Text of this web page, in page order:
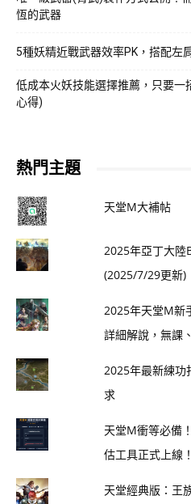
恆的武器
5種妖精近戰武器效率PK，搭配左
低成本火妖技能選擇推薦，只要一
心得)
熱門主題
天堂M大補帖
2025年亞丁大陸
(2025/7/29更新)
2025年天堂M新
詳細解說，無課
2025年最新練功
求
天堂M衝等必備
估工具正式上線！
天堂經典版：王